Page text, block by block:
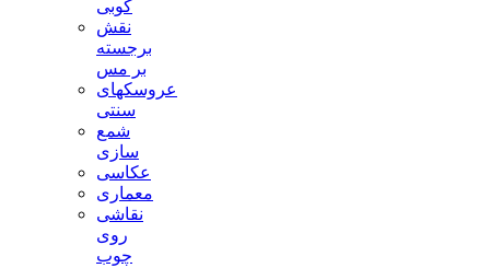
کوبی
نقش
برجسته
بر مس
عروسکهای
سنتی
شمع
سازی
عکاسی
معماری
نقاشی
روی
چوب